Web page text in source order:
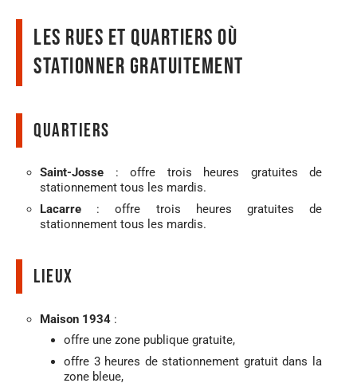
Les rues et quartiers où
stationner gratuitement
Quartiers
Saint-Josse : offre trois heures gratuites de
stationnement tous les mardis.
Lacarre : offre trois heures gratuites de
stationnement tous les mardis.
Lieux
Maison 1934 :
offre une zone publique gratuite,
offre 3 heures de stationnement gratuit dans la
zone bleue,